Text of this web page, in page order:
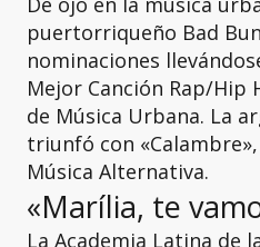
puertorriqueño Bad
nominaciones
Mejor Canción Rap/Hip
de Música Urbana. La
triunfó con
Música Alternativa.
«Marília, te
La Academia Latina de